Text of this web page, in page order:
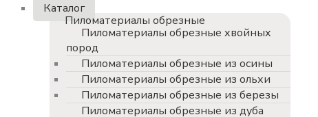
Каталог
Пиломатериалы обрезные
Пиломатериалы обрезные хвойных
пород
Пиломатериалы обрезные из осины
Пиломатериалы обрезные из ольхи
Пиломатериалы обрезные из березы
Пиломатериалы обрезные из дуба